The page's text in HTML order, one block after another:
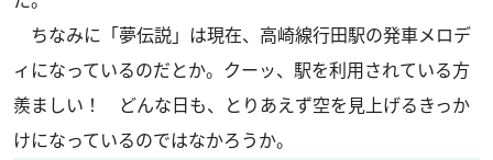
ちなみに「夢伝説」は現在、高崎線行田駅の発車メロデ
ィになっているのだとか。クーッ、駅を利用されている方
羨ましい！ どんな日も、とりあえず空を見上げるきっか
けになっているのではなかろうか。